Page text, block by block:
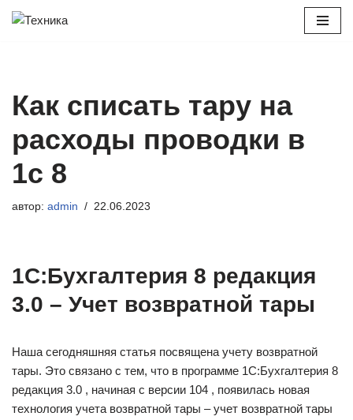
Как списать тару на
расходы проводки в
1с 8
автор: admin 22.06.2023
1С:Бухгалтерия 8 редакция
3.0 – Учет возвратной тары
Наша сегодняшняя статья посвящена учету возвратной
тары. Это связано с тем, что в программе 1С:Бухгалтерия 8
редакция 3.0 , начиная с версии 104 , появилась новая
технология учета возвратной тары – учет возвратной тары